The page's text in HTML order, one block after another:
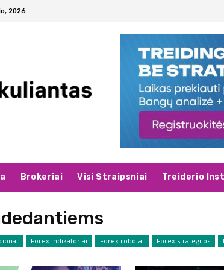
2026
Brokeriai Visi Straipsniai Treiderio
Forex indikatoriai Forex robotai Forex strategijos